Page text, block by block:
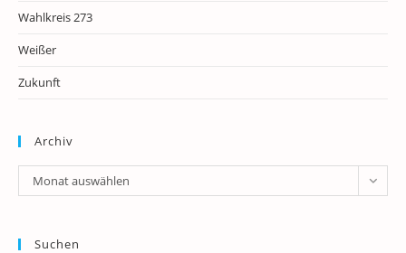
Wahlkreis 273
Weißer
Zukunft
Archiv
Archiv
Monat auswählen
Suchen